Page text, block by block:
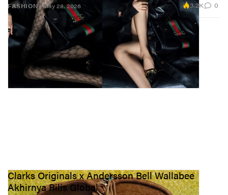
FASHION May 28, 2026 3.2K 0
Clarks Originals x Andersson Bell Wallabee
Akhirnya Rilis Global